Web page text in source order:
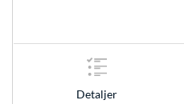
Detaljer